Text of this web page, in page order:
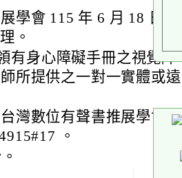
學會 115 年 6 月 18 日台
。
有身心障礙手冊之視覺障
所提供之一對一實體或遠
灣數位有聲書推展學會李
。